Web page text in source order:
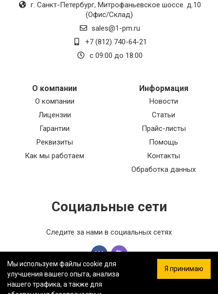
г. Санкт-Петербург, Митрофаньевское шоссе. д.10
(Офис/Склад)
sales@1-pm.ru
+7 (812) 740-64-21
с 09:00 до 18:00
О компании
О компании
Лицензии
Гарантии
Реквизиты
Как мы работаем
Информация
Новости
Статьи
Прайс-листы
Помощь
Контакты
Обработка данных
Социальные сети
Следите за нами в социальных сетях
Мы используем файлы cookie для
улучшения вашего опыта, анализа
нашего трафика, а также для
Я принимаю